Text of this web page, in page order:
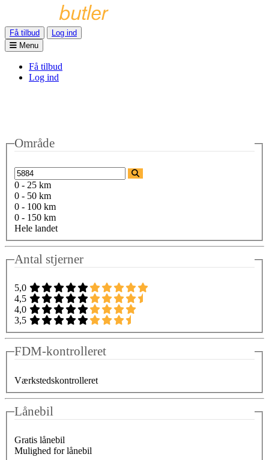
Få tilbud
Log ind
Menu
Få tilbud
Log ind
Område
0 - 25 km
0 - 50 km
0 - 100 km
0 - 150 km
Hele landet
Antal stjerner
5,0
4,5
4,0
3,5
FDM-kontrolleret
Værkstedskontrolleret
Lånebil
Gratis lånebil
Mulighed for lånebil